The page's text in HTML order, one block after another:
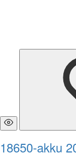
18650-akku